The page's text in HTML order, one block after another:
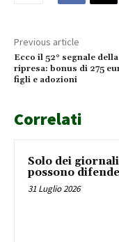
Previous article
Ecco il 52° segnale della
ripresa: bonus di 275
figli e adozioni
Correlati
Solo dei
possono
31 Luglio 2026